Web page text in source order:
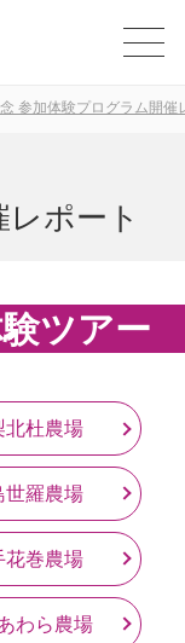
参加体験プログラム開催
ポート
ツアー
北杜農場
世羅農場
花巻農場
わら農場